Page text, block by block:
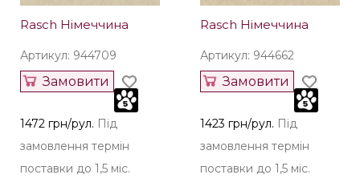
Rasch Німеччина
Артикул: 944709
Замовити
1472 грн/рул. Під
замовлення термін
поставки до 1,5 міс.
Rasch Німеччина
Артикул: 944662
Замовити
1423 грн/рул. Під
замовлення термін
поставки до 1,5 міс.